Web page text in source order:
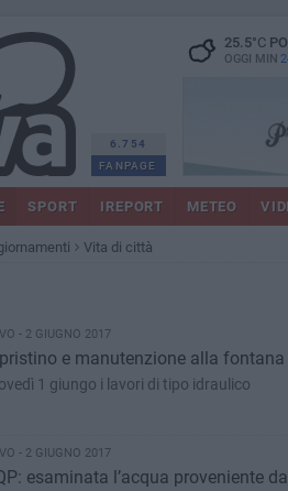
6.754
FANPAGE
25.5°C
OGGI MIN
SPORT IREPORT METEO
Vita di città
- 2 GIUGNO 2017
e manutenzione alla
1 giungo i lavori di tipo idraulico
- 2 GIUGNO 2017
esaminata l’acqua proveniente